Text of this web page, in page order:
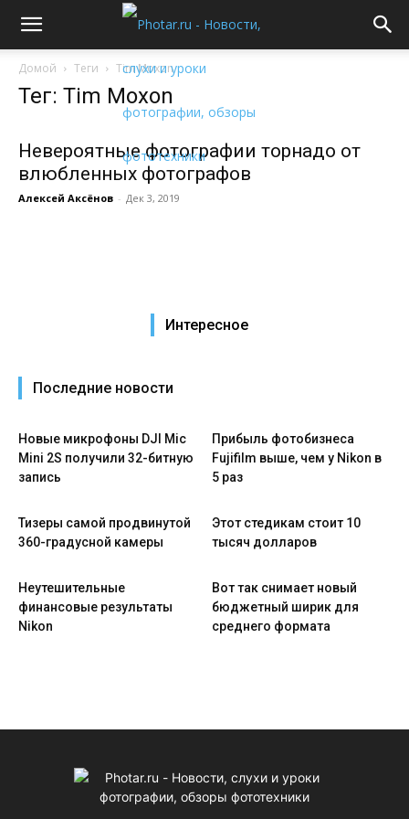
Домой Теги Tim Moxon
Тег: Tim Moxon
Невероятные фотографии торнадо от
влюбленных фотографов
Алексей Аксёнов - Дек 3, 2019
Интересное
Последние новости
Новые микрофоны DJI Mic
Mini 2S получили 32-битную
запись
Прибыль фотобизнеса
Fujifilm выше, чем у Nikon в
5 раз
Тизеры самой продвинутой
360-градусной камеры
Этот стедикам стоит 10
тысяч долларов
Неутешительные
финансовые результаты
Nikon
Вот так снимает новый
бюджетный ширик для
среднего формата